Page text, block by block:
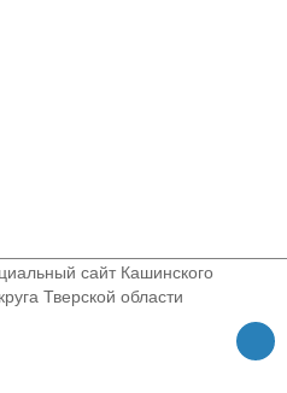
сайт Кашинского
Тверской области